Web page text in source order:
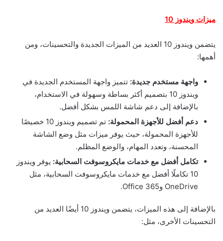
ميزات ويندوز 10
يتضمن ويندوز 10 العديد من الميزات الجديدة والتحسينات، ومن
أهمها:
واجهة مستخدم جديدة: تتميز واجهة المستخدم الجديدة في
ويندوز 10 بتصميم أكثر بساطة وسهولة في الاستخدام،
بالإضافة إلى دعم شاشة اللمس بشكل أفضل.
دعم أفضل للأجهزة المحمولة:
تم تصميم ويندوز 10 خصيصًا
للأجهزة المحمولة، حيث يوفر ميزات مثل وضع الشاشة
المحسنة، وتعدد المهام، والوضع المظلم.
تكامل أفضل مع خدمات مايكروسوفت السحابية: يوفر ويندوز
10 تكاملًا أفضل مع خدمات مايكروسوفت السحابية، مثل
OneDrive وOffice 365.
بالإضافة إلى هذه الميزات، يتضمن ويندوز 10 أيضًا العديد من
التحسينات الأخرى، مثل: